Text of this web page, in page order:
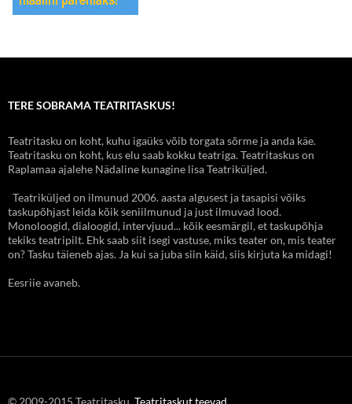
TERE SOBRAMA TEATRITASKUS!
Teatritasku on koht, kuhu igaüks võib torgata sõrme ja anda käe.
Teatritasku on koht, kus elu saab kokku teatriga. Teatritaskus on
Raplamaa ajalehe Nädaline kunagine lisa Teatriküljed.
Teatriküljed on ilmunud 2006. aasta algusest ja tasapisi võiks
taskupõhjast leida kõik seniilmunud ja just ilmuvad lood.
Monoloogid, dialoogid, intervjuud... kõik eesmärgil, et taskupõhja
tekiks teatripilt. Ehk saab siit isegi vastuse, miks teater on, mis teater
on? Tasku täieneb ajas. Ja kui sa juba siin käid, siis kirjuta ka midagi!
Eesriie avaneb.
© 2009-2015 Teatritasku. Teatritaskut teevad